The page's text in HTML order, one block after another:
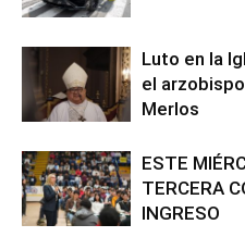
Luto en la
el
Merlos
ESTE
TERCERA
INGRESO